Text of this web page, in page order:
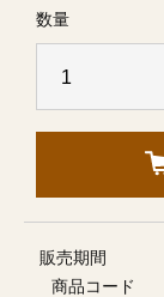
数量
販売期間
商品コード